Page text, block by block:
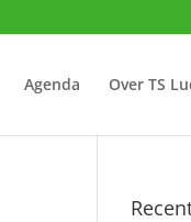
Agenda Over TS